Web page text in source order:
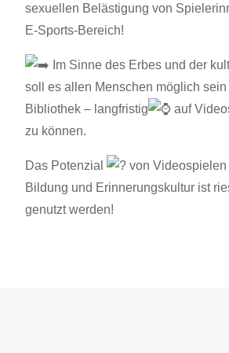
sexuellen Belästigung von
E-Sports-Bereich!
Im Sinne des Erbes und der
soll es allen Menschen möglich
Bibliothek – langfristig
auf
zu können.
Das Potenzial
von Videospielen
Bildung und Erinnerungskultur ist
genutzt werden!